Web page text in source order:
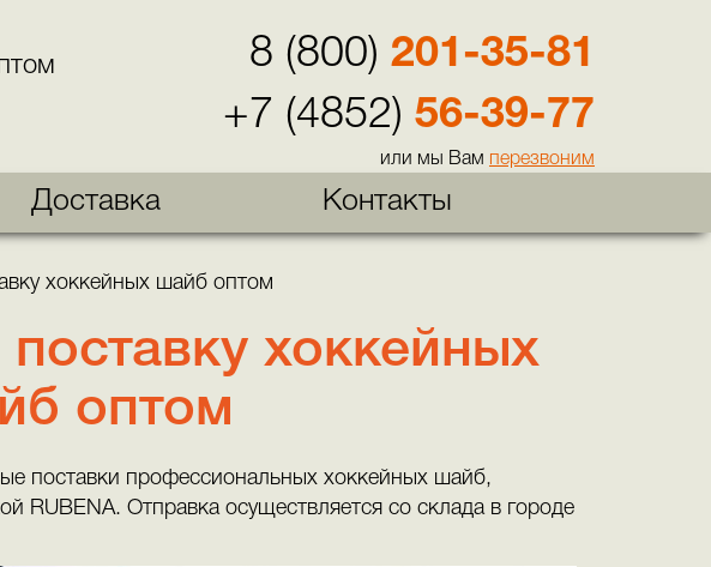
8 (800) 201-35-81
+7 (4852) 56-39-77
или мы Вам перезвоним
Доставка Контакты
хоккейных шайб оптом
хоккейных
оптом
поставки профессиональных хоккейных шайб,
RUBENA. Отправка осуществляется со склада в городе